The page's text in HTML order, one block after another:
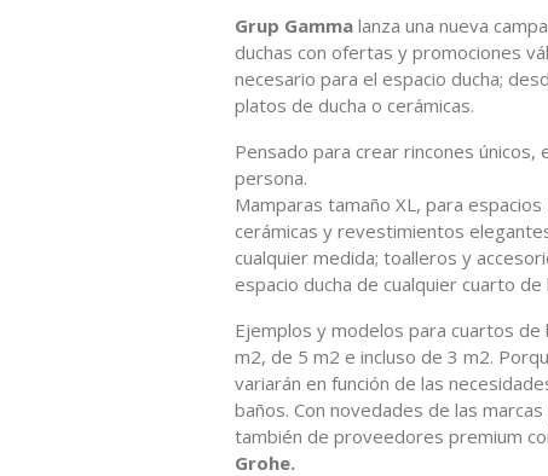
Grup Gamma lanza una nueva
duchas con ofertas y promociones
necesario para el espacio ducha;
platos de ducha o cerámicas.
Pensado para crear rincones únicos,
persona.
Mamparas tamaño XL, para espacios
cerámicas y revestimientos
cualquier medida; toalleros y
espacio ducha de cualquier cuarto de
Ejemplos y modelos para cuartos
m2, de 5 m2 e incluso de 3 m2.
variarán en función de las
baños. Con novedades de las
también de proveedores premium
Grohe.